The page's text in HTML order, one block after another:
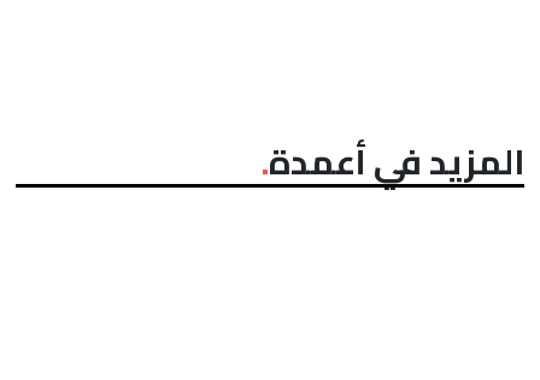
المزيد في أعمدة